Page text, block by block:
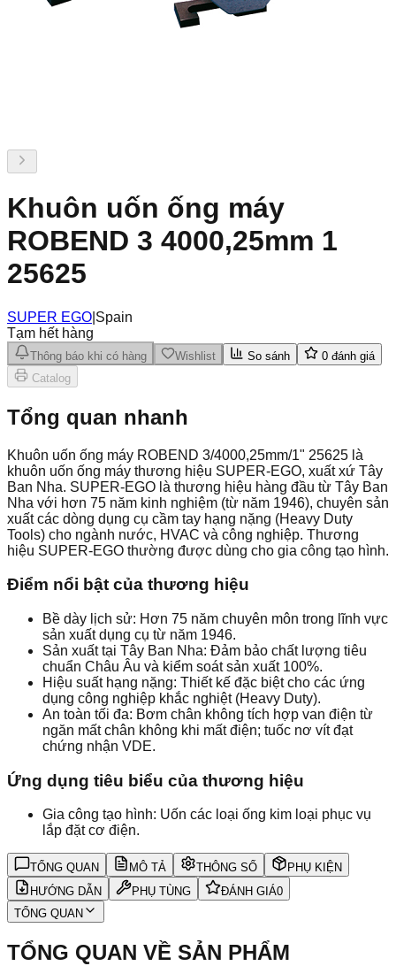
Khuôn uốn ống máy
ROBEND 3 4000,25mm 1
25625
SUPER EGO Spain
Tạm hết hàng
Thông báo khi có hàng Wishlist So sánh 0 đánh giá
Catalog
Tổng quan nhanh
Khuôn uốn ống máy ROBEND 3/4000,25mm/1" 25625 là
khuôn uốn ống máy thương hiệu SUPER-EGO, xuất xứ Tây
Ban Nha. SUPER-EGO là thương hiệu hàng đầu từ Tây Ban
Nha với hơn 75 năm kinh nghiệm (từ năm 1946), chuyên sản
xuất các dòng dụng cụ cầm tay hạng nặng (Heavy Duty
Tools) cho ngành nước, HVAC và công nghiệp. Thương
hiệu SUPER-EGO thường được dùng cho gia công tạo hình.
Điểm nổi bật của thương hiệu
Bề dày lịch sử: Hơn 75 năm chuyên môn trong lĩnh vực
sản xuất dụng cụ từ năm 1946.
Sản xuất tại Tây Ban Nha: Đảm bảo chất lượng tiêu
chuẩn Châu Âu và kiểm soát sản xuất 100%.
Hiệu suất hạng nặng: Thiết kế đặc biệt cho các ứng
dụng công nghiệp khắc nghiệt (Heavy Duty).
An toàn tối đa: Bơm chân không tích hợp van điện từ
ngăn mất chân không khi mất điện; tuốc nơ vít đạt
chứng nhận VDE.
Ứng dụng tiêu biểu của thương hiệu
Gia công tạo hình: Uốn các loại ống kim loại phục vụ
lắp đặt cơ điện.
TỔNG QUAN MÔ TẢ THÔNG SỐ
PHỤ KIỆN
HƯỚNG DẪN
PHỤ TÙNG ĐÁNH GIÁ0
TỔNG QUAN
TỔNG QUAN VỀ SẢN PHẨM